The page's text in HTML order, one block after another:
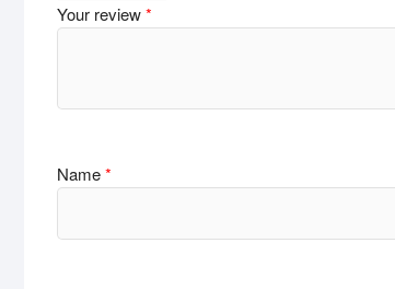
Your review*
Name*